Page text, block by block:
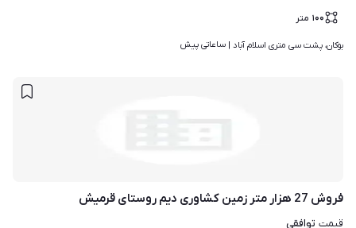
۱۰۰ متر
بوکان، پشت سی متری اسلام آباد | ساعاتی پیش
فروش 27 هزار متر زمین کشاوری دیم روستای قرمیش
قیمت توافقی